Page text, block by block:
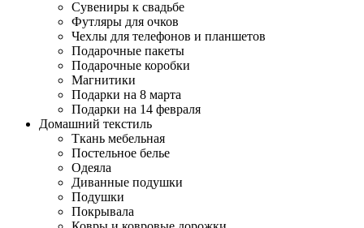
Сувениры к свадьбе
Футляры для очков
Чехлы для телефонов и планшетов
Подарочные пакеты
Подарочные коробки
Магнитики
Подарки на 8 марта
Подарки на 14 февраля
Домашний текстиль
Ткань мебельная
Постельное белье
Одеяла
Диванные подушки
Подушки
Покрывала